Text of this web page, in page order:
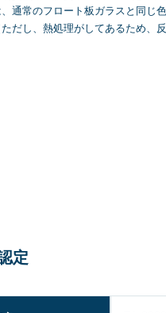
通常のフロート板ガラスと同じ
だし、熱処理がしてあるため、
定